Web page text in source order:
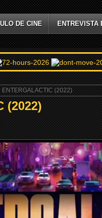
DE CINE ENTREVISTA
ENTERGALACTIC (2022)
(2022)